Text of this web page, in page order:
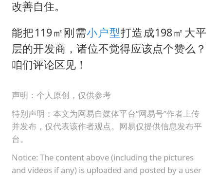
改善自住。
能把119㎡刚需小户型打造成198㎡大平
层的开发商，诸位不觉得应该点个赞么？
咱们评论区见！
声明：个人原创，仅供参考
特别声明：本文为网易自媒体平台“网易号”作者上传
并发布，仅代表该作者观点。网易仅提供信息发布平
台。
Notice: The content above (including the pictures
and videos if any) is uploaded and posted by a user